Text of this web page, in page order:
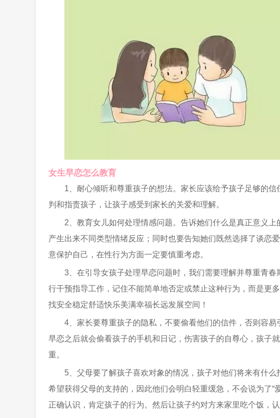
女生早恋怎么教育
1、耐心倾听和尊重孩子的想法。家长应该给予孩子足够的
判和指责孩子，让孩子感受到家长的关爱和理解。
2、教育女儿如何处理情感问题。告诉她们什么是真正意义
产生出来不同类型情绪反应；同时也要告知她们既然选择了谈恋
意保护自己，在性行为方面一定要慎重考虑。
3、在引导女孩子处理早恋问题时，我们需要理解并尊重青
行干预指导工作，记住不能简单地否定或禁止这种行为，而是更
找安全稳定舒适快乐美满幸福长远发展空间！
4、家长要尊重孩子的隐私，不要偷看他们的信件，否则容
早恋之后就会偷看孩子的手机和日记，伤害孩子的自尊心，孩子
重。
5、父母要了解孩子喜欢对象的情况，孩子对他们将来有什
希望获得父母的支持的，因此他们会明白轻重缓急，不会说为了“
正确认识，肯定孩子的行为。然后让孩子约对方来家里吃个饭，认